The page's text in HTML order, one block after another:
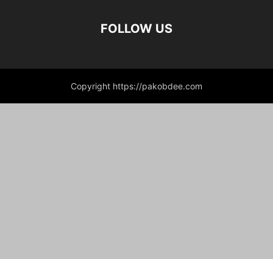
FOLLOW US
Copyright https://pakobdee.com